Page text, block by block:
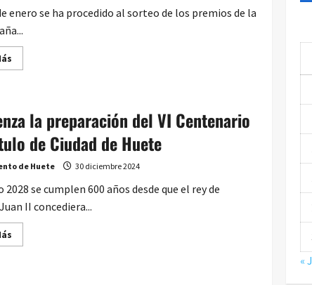
enero se ha procedido al sorteo de los premios de la
Leer
más
en
el
sorteo
de
VI
de
Apoyo
al
Local
de
Huete
la preparación del VI Centenario
de Ciudad de Huete
de Huete 30 diciembre 2024
2028 se cumplen 600 años desde que el rey de
II concediera...
Leer
más
«